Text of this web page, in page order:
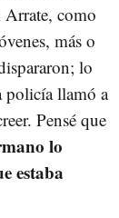
Arrate, como
más o
lo
policía llamó a
Pensé que
lo
estaba